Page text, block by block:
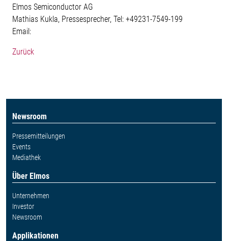
Elmos Semiconductor AG
Mathias Kukla, Pressesprecher, Tel: +49231-7549-199
Email:
Zurück
Newsroom
Pressemitteilungen
Events
Mediathek
Über Elmos
Unternehmen
Investor
Newsroom
Applikationen